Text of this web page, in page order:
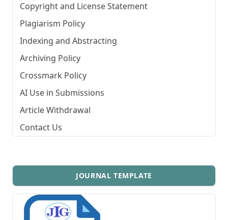
Copyright and License Statement
Plagiarism Policy
Indexing and Abstracting
Archiving Policy
Crossmark Policy
AI Use in Submissions
Article Withdrawal
Contact Us
JOURNAL TEMPLATE